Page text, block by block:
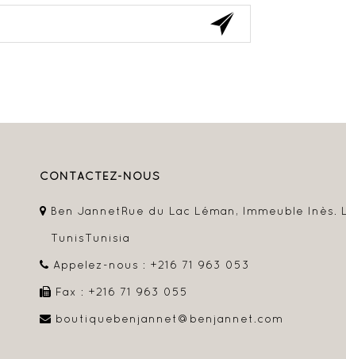
CONTACTEZ-NOUS
Ben Jannet Rue du Lac Léman, Immeuble Inès.
TunisTunisia
Appelez-nous : +216 71 963 053
Fax : +216 71 963 055
boutiquebenjannet@benjannet.com